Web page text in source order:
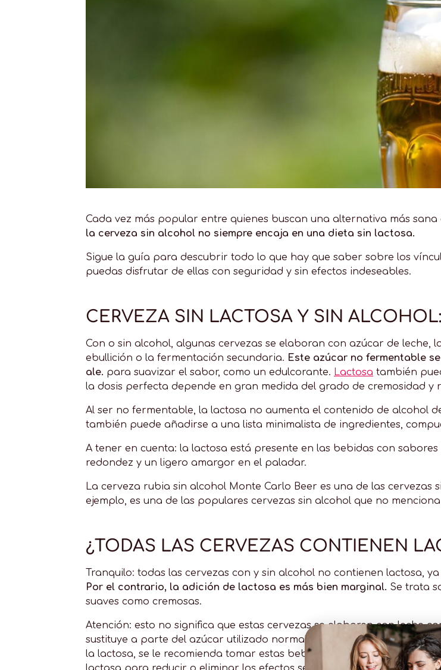
Cada vez más popular entre quienes buscan una alternativa más
la cerveza sin alcohol no siempre encaja en una dieta sin lactosa.
Sigue la guía para descubrir todo lo que hay que saber sobre los
puedas disfrutar de ellas con seguridad y sin efectos indeseables.
CERVEZA SIN LACTOSA Y SIN
Con o sin alcohol, algunas cervezas se elaboran con azúcar de leche,
ebullición o la fermentación secundaria. Este azúcar no fermentable
ale. para suavizar el sabor, como un edulcorante. Lactosa también
la dosis perfecta depende en gran medida del grado de cremosidad y
Al ser no fermentable, la lactosa no aumenta el contenido de alcohol
también puede añadirse a una lista minimalista de ingredientes,
A tener en cuenta: la lactosa está presente en las bebidas con
redondez y un ligero amargor en el paladar.
La cerveza rubia sin alcohol Monte Carlo Beer es una de las
ejemplo, es una de las populares cervezas sin alcohol que no
¿TODAS LAS CERVEZAS CONTIENEN
Tranquilo: todas las cervezas con y sin alcohol no contienen lactosa,
Por el contrario, la adición de lactosa es más bien marginal. Se trata
suaves como cremosas.
Atención: esto no significa que estas cervezas se elaboren con leche
sustituye a parte del azúcar utilizado normalmente durante el
la lactosa, se le recomienda tomar estas bebidas con moderación o